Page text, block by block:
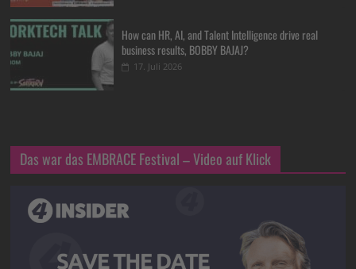
How can HR, AI, and Talent Intelligence drive real
business results, BOBBY BAJAJ?
17. Juli 2026
Das war das EMBRACE Festival – Video auf Klick